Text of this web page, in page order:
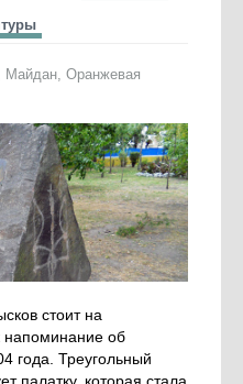
Майдан, Оранжевая
стоит на
напоминание об
года. Треугольный